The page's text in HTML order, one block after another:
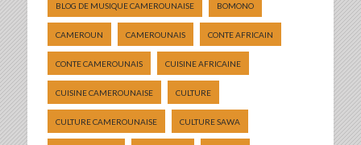
BLOG DE MUSIQUE CAMEROUNAISE BOMONO
CAMEROUN CAMEROUNAIS CONTE AFRICAIN
CONTE CAMEROUNAIS CUISINE AFRICAINE
CUISINE CAMEROUNAISE CULTURE
CULTURE CAMEROUNAISE CULTURE SAWA